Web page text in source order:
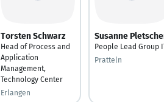
Torsten Schwarz
Head of Process and
Application
Management,
Technology Center
Erlangen
Susanne
People Lead Group
Pratteln